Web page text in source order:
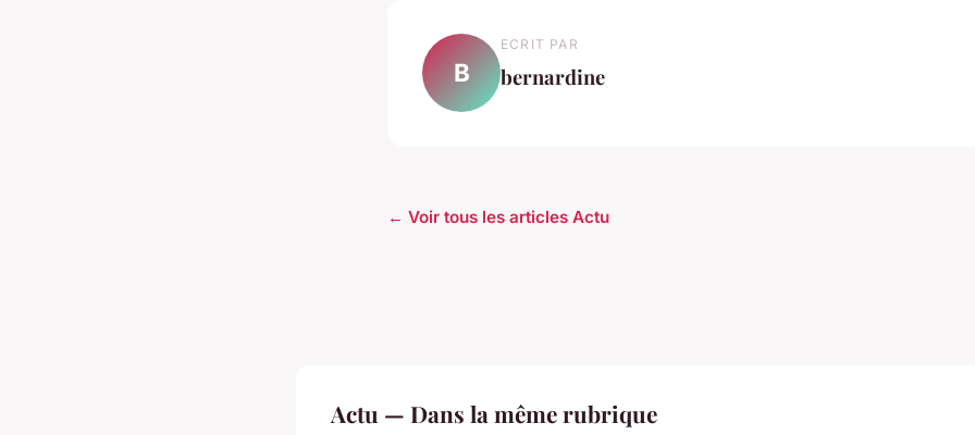
B
ECRIT PAR
bernardine
← Voir tous les articles Actu
Actu — Dans la même rubrique